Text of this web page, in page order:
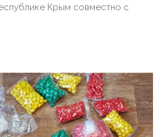
Крым совместно с